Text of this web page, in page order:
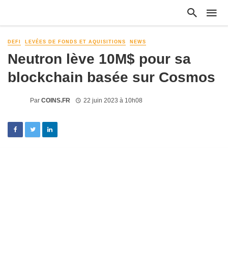
DEFI LEVÉES DE FONDS ET AQUISITIONS NEWS
Neutron lève 10M$ pour sa
blockchain basée sur Cosmos
Par COINS.FR 22 juin 2023 à 10h08